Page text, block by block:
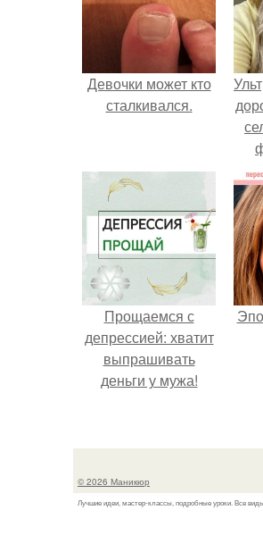
Девочки может кто
сталкивался.
Прощаемся с
депрессией: хватит
выпрашивать
деньги у мужа!
© 2026 Маникюр
Лучшие идеи, мастер-классы, подробные уроки. Все